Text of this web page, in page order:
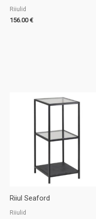
Riiulid
156.00€
Riiul Seaford
Riiulid